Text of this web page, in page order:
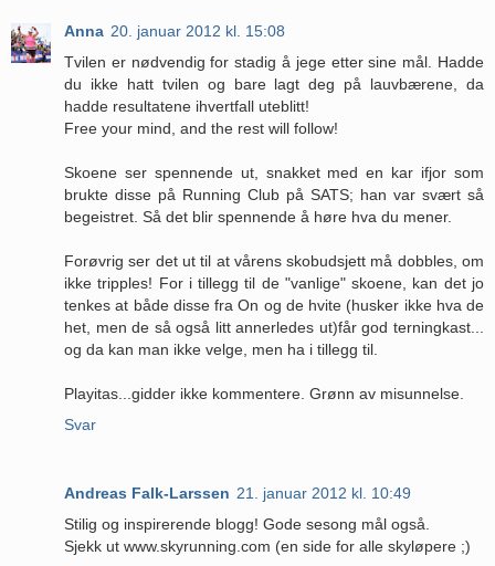
Anna 20. januar 2012 kl. 15:08
Tvilen er nødvendig for stadig å jege etter sine mål. Hadde
du ikke hatt tvilen og bare lagt deg på lauvbærene, da
hadde resultatene ihvertfall uteblitt!
Free your mind, and the rest will follow!
Skoene ser spennende ut, snakket med en kar ifjor som
brukte disse på Running Club på SATS; han var svært så
begeistret. Så det blir spennende å høre hva du mener.
Forøvrig ser det ut til at vårens skobudsjett må dobbles, om
ikke tripples! For i tillegg til de "vanlige" skoene, kan det jo
tenkes at både disse fra On og de hvite (husker ikke hva de
het, men de så også litt annerledes ut)får god terningkast...
og da kan man ikke velge, men ha i tillegg til.
Playitas...gidder ikke kommentere. Grønn av misunnelse.
Svar
Andreas Falk-Larssen 21. januar 2012 kl. 10:49
Stilig og inspirerende blogg! Gode sesong mål også.
Sjekk ut www.skyrunning.com (en side for alle skyløpere ;)